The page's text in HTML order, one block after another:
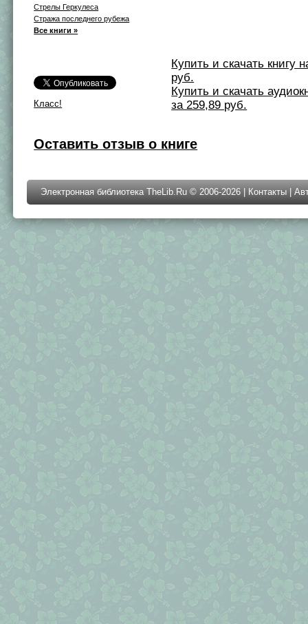
Стрелы Геркулеса
Стража последнего рубежа
Все книги »
Класс!
Купить и скачать книгу
руб.
Купить и скачать
за 259,89 руб.
Оставить отзыв о книге
Электронная библиотека TheLib.Ru © 2006-2026 | Контакты |